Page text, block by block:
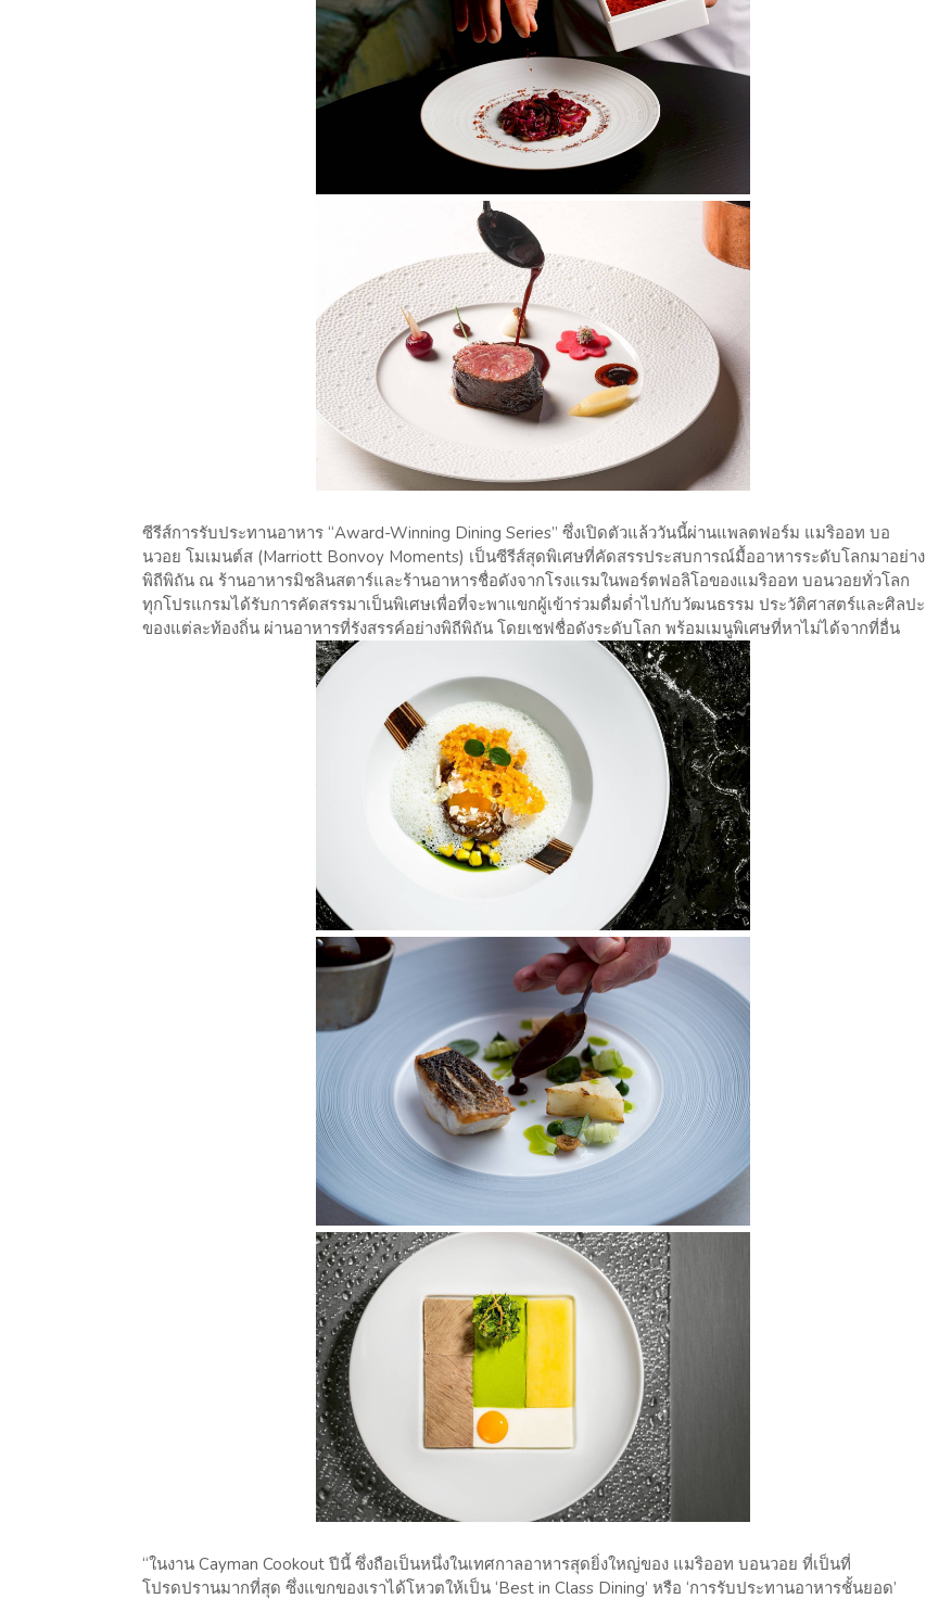
ซีรีส์การรับประทานอาหาร “Award-Winning Dining Series” ซึ่งเปิดตัวแล้ววันนี้ผ่านแพลตฟอร์ม แมริออท บอ
นวอย โมเมนต์ส (Marriott Bonvoy Moments) เป็นซีรีส์สุดพิเศษที่คัดสรรประสบการณ์มื้ออาหารระดับโลกมาอย่าง
พิถีพิถัน ณ ร้านอาหารมิชลินสตาร์และร้านอาหารชื่อดังจากโรงแรมในพอร์ตฟอลิโอของแมริออท บอนวอยทั่วโลก
ทุกโปรแกรมได้รับการคัดสรรมาเป็นพิเศษเพื่อที่จะพาแขกผู้เข้าร่วมดื่มด่ำไปกับวัฒนธรรม ประวัติศาสตร์และศิลปะ
ของแต่ละท้องถิ่น ผ่านอาหารที่รังสรรค์อย่างพิถีพิถัน โดยเชฟชื่อดังระดับโลก พร้อมเมนูพิเศษที่หาไม่ได้จากที่อื่น
“ในงาน Cayman Cookout ปีนี้ ซึ่งถือเป็นหนึ่งในเทศกาลอาหารสุดยิ่งใหญ่ของ แมริออท บอนวอย ที่เป็นที่
โปรดปรานมากที่สุด ซึ่งแขกของเราได้โหวตให้เป็น ‘Best in Class Dining’ หรือ ‘การรับประทานอาหารชั้นยอด’